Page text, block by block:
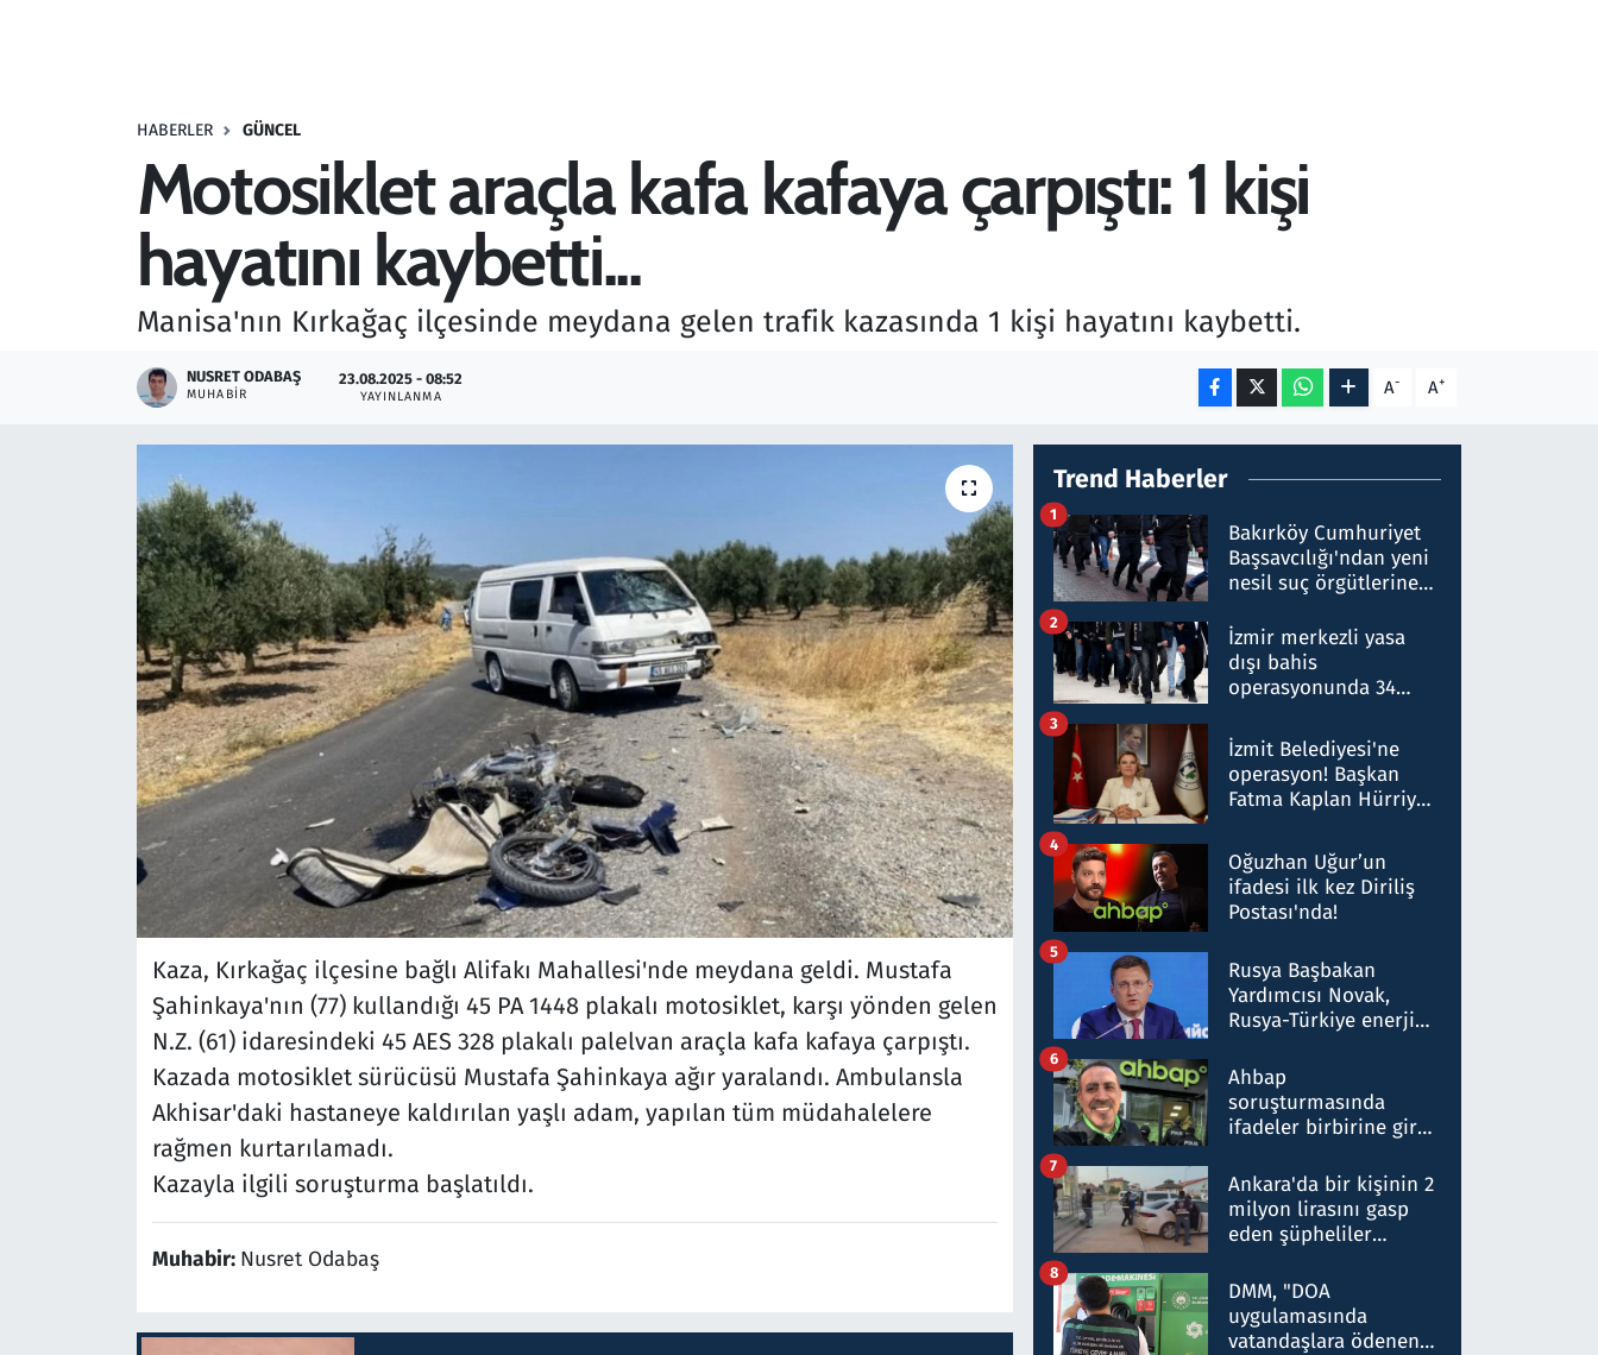
HABERLER GÜNCEL
Motosiklet araçla kafa kafaya çarpıştı: 1 kişi
hayatını kaybetti...
Manisa'nın Kırkağaç ilçesinde meydana gelen trafik kazasında 1 kişi hayatını kaybetti.
NUSRET ODABAŞ
MUHABIR
23.08.2025 - 08:52
YAYINLANMA A- A+
Kaza, Kırkağaç ilçesine bağlı Alifakı Mahallesi'nde meydana geldi. Mustafa
Şahinkaya'nın (77) kullandığı 45 PA 1448 plakalı motosiklet, karşı yönden gelen
N.Z. (61) idaresindeki 45 AES 328 plakalı palelvan araçla kafa kafaya çarpıştı.
Kazada motosiklet sürücüsü Mustafa Şahinkaya ağır yaralandı. Ambulansla
Akhisar'daki hastaneye kaldırılan yaşlı adam, yapılan tüm müdahalelere
rağmen kurtarılamadı.
Kazayla ilgili soruşturma başlatıldı.
Muhabir: Nusret Odabaş
Trend Haberler
Bakırköy Cumhuriyet
Başsavcılığı'ndan yeni
nesil suç örgütlerine
hakkında gözaltı kararı
1
İzmir merkezli yasa
dışı bahis
operasyonunda 34
Milyar liralık para
trafiği tespit edildi
2
İzmit Belediyesi'ne
operasyon! Başkan
Fatma Kaplan Hürriyet
3
Oğuzhan Uğur’un
ifadesi ilk kez Diriliş
Postası'nda!
4
Rusya Başbakan
Yardımcısı Novak,
Rusya-Türkiye enerji
nitelikte olduğunu
belirtti
5
Ahbap
soruşturmasında
ifadeler birbirine girdi:
ifadelerinden ortaya
çıkan tablo şok etti
6
Ankara'da bir kişinin 2
milyon lirasını gasp
eden şüpheliler
7
DMM, "DOA
uygulamasında
vatandaşlara ödenen
8
Savunma Sanayi